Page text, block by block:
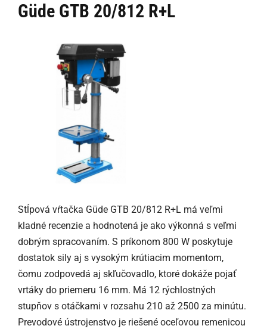
Güde GTB 20/812 R+L
Stĺpová vŕtačka Güde GTB 20/812 R+L má veľmi
kladné recenzie a hodnotená je ako výkonná s veľmi
dobrým spracovaním. S príkonom 800 W poskytuje
dostatok sily aj s vysokým krútiacim momentom,
čomu zodpovedá aj skľučovadlo, ktoré dokáže pojať
vrtáky do priemeru 16 mm. Má 12 rýchlostných
stupňov s otáčkami v rozsahu 210 až 2500 za minútu.
Prevodové ústrojenstvo je riešené oceľovou remenicou